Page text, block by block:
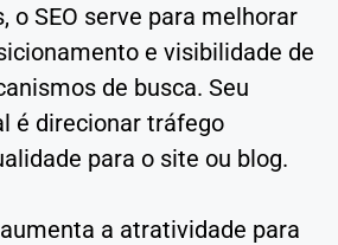
o SEO serve para melhorar
e visibilidade de
de busca. Seu
é direcionar tráfego
para o site ou blog.
a atratividade para